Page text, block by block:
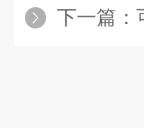
下一篇：